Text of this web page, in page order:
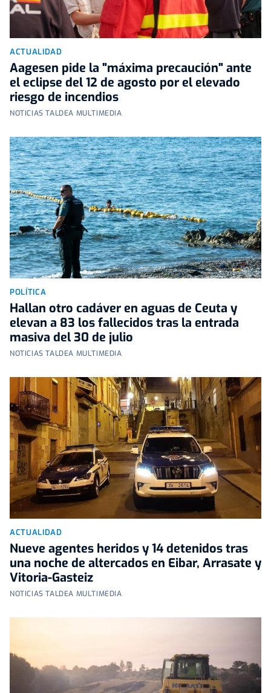
ACTUALIDAD
Aagesen pide la "máxima precaución" ante
el eclipse del 12 de agosto por el elevado
riesgo de incendios
NOTICIAS TALDEA MULTIMEDIA
POLÍTICA
Hallan otro cadáver en aguas de Ceuta y
elevan a 83 los fallecidos tras la entrada
masiva del 30 de julio
NOTICIAS TALDEA MULTIMEDIA
ACTUALIDAD
Nueve agentes heridos y 14 detenidos tras
una noche de altercados en Eibar, Arrasate y
Vitoria-Gasteiz
NOTICIAS TALDEA MULTIMEDIA